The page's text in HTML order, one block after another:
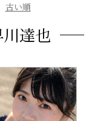
古い順
達也